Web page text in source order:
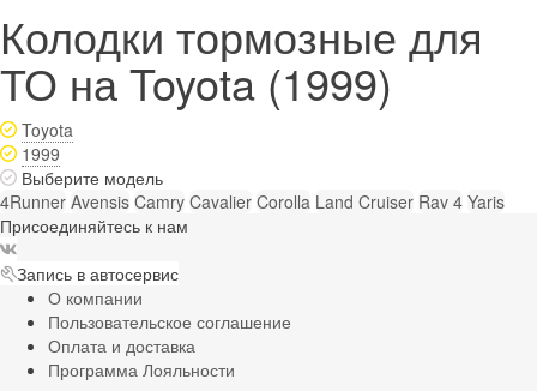
Колодки тормозные для
ТО на Toyota (1999)
Toyota
1999
Выберите модель
4Runner Avensis Camry Cavalier Corolla Land Cruiser Rav 4 Yaris
Присоединяйтесь к нам
Запись в автосервис
О компании
Пользовательское соглашение
Оплата и доставка
Программа Лояльности